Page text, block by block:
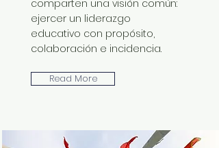
comparten una visión común:
ejercer un liderazgo
educativo con propósito,
colaboración e incidencia.
Read More